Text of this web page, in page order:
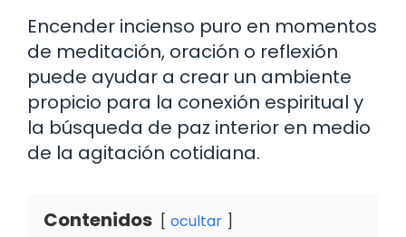
Encender incienso puro en momentos
de meditación, oración o reflexión
puede ayudar a crear un ambiente
propicio para la conexión espiritual y
la búsqueda de paz interior en medio
de la agitación cotidiana.
Contenidos ocultar